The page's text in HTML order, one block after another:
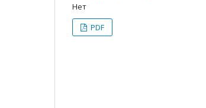
Нет
PDF